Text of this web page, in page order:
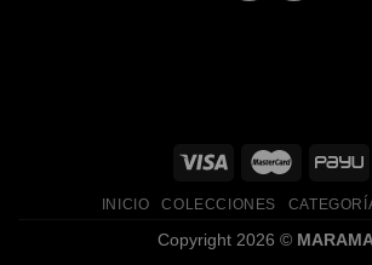
INICIO COLECCIONES
Copyright 2026 ©